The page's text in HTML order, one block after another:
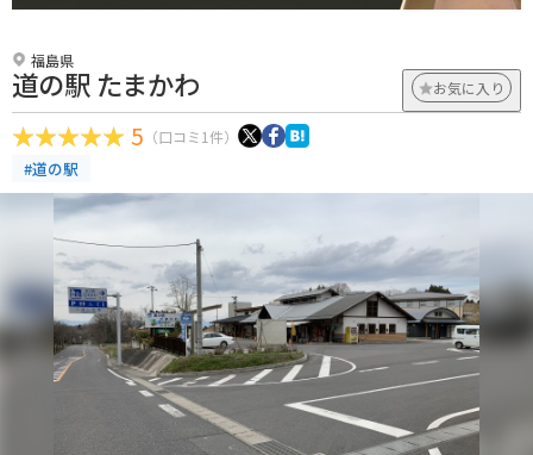
福島県
道の駅 たまかわ お気に入り
5 （口コミ1件）
#道の駅